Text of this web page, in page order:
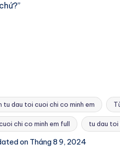
tu dau toi cuoi chi co minh em
chi co minh em full tu dau toi
on Tháng 8 9, 2024